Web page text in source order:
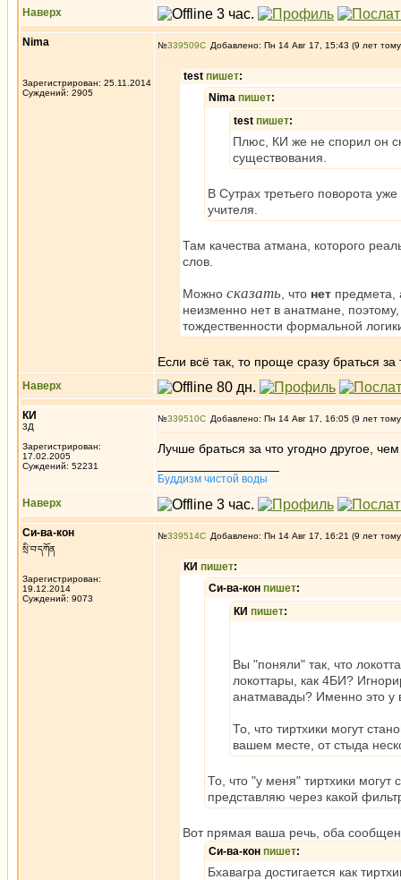
Наверх
Nima
Зарегистрирован: 25.11.2014
Суждений: 2905
№339509 Добавлено: Пн 14 Авг 17, 15:43 (9 лет
test пишет:
Nima пишет:
test пишет:
Плюс, КИ же не спорил он
существования.
В Сутрах третьего поворота
учителя.
Там качества атмана, которого
слов.
Можно сказать , что нет
неизменно нет в анатмане,
тождественности формальной
Если всё так, то проще сразу браться
Наверх
КИ
3Д
Зарегистрирован:
17.02.2005
Суждений: 52231
№339510 Добавлено: Пн 14 Авг 17, 16:05 (9 лет
Лучше браться за что угодно другое,
Буддизм чистой воды
Наверх
Си-ва-кон
སྲི་བ་དཀོན
Зарегистрирован:
19.12.2014
Суждений: 9073
№339514 Добавлено: Пн 14 Авг 17, 16:21 (9 лет
КИ пишет:
Си-ва-кон пишет:
КИ пишет:
Вы "поняли" так, что
локоттары, как 4БИ?
анатмавады? Именно это у
То, что тиртхики могут
вашем месте, от стыда
То, что "у меня" тиртхики
представляю через какой
Вот прямая ваша речь, оба
Си-ва-кон пишет:
Бхавагра достигается как